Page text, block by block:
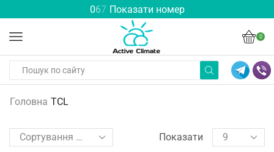
067 Показати номер
0
Головна TCL
Показати